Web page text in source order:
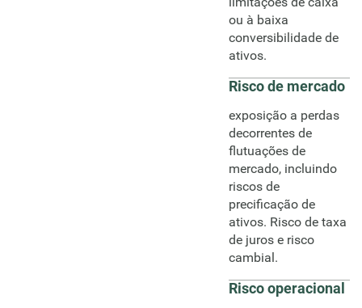
ou à baixa
conversibilidade de
ativos.
Risco de mercado
exposição a perdas
decorrentes de
flutuações de
mercado, incluindo
riscos de
precificação de
ativos. Risco de taxa
de juros e risco
cambial.
Risco operacional